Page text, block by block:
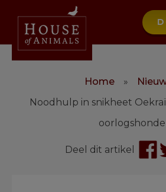
Home »
Noodhulp in snikheet
Deel dit artikel